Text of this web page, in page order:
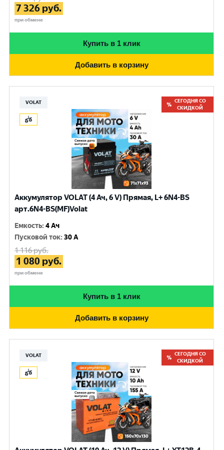
7 326 руб.
при обмене
Купить в 1 клик
Добавить в корзину
VOLAT
СЕГОДНЯ СО
СКИДКОЙ
Аккумулятор VOLAT (4 Ач, 6 V) Прямая, L+ 6N4-BS
арт.6N4-BS(MF)Volat
Емкость:4 Ач
Пусковой ток:30 A
1 116руб.
1 080 руб.
при обмене
Купить в 1 клик
Добавить в корзину
VOLAT
СЕГОДНЯ СО
СКИДКОЙ